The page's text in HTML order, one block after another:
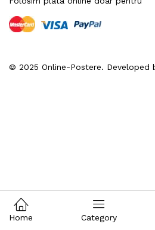
© 2025 Online-Postere. Developed
Home Category